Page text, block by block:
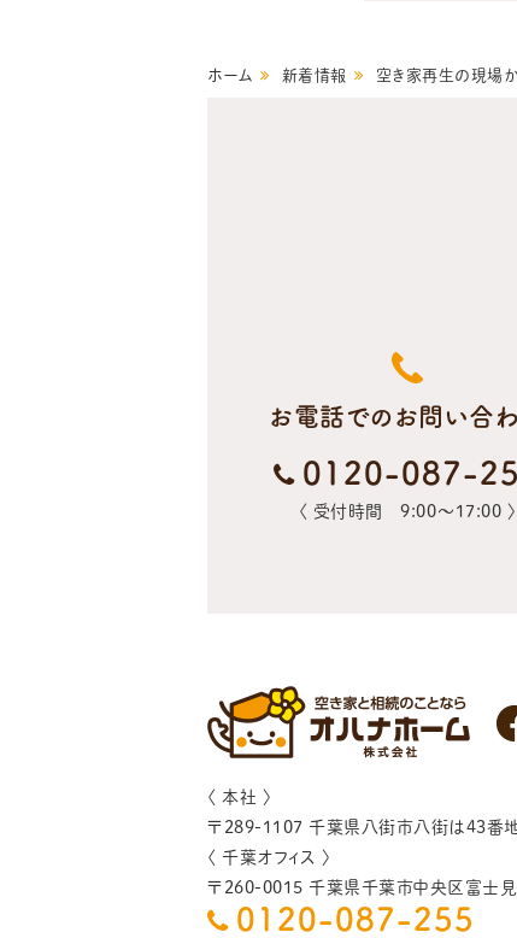
ホーム 新着情報 空き家再生の現場か
お電話でのお問い合
0120-087-
〈 受付時間 9:00〜17:00 〉
〈 本社 〉
〒 289-1107 千葉県 八街市八街は43番
〈 千葉オフィス 〉
〒 260-0015 千葉県千葉市中央区富士
0120-087-255